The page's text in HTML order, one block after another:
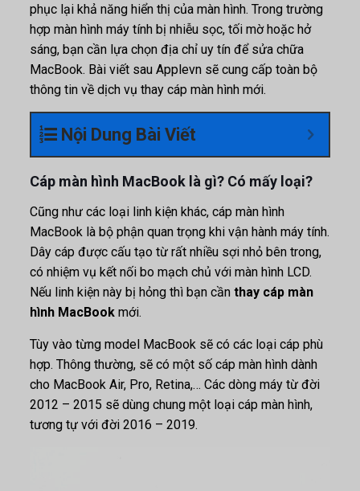
phục lại khả năng hiển thị của màn hình. Trong trường
hợp màn hình máy tính bị nhiễu sọc, tối mờ hoặc hở
sáng, bạn cần lựa chọn địa chỉ uy tín để sửa chữa
MacBook. Bài viết sau Applevn sẽ cung cấp toàn bộ
thông tin về dịch vụ thay cáp màn hình mới.
Nội Dung Bài Viết
Cáp màn hình MacBook là gì? Có mấy loại?
Cũng như các loại linh kiện khác, cáp màn hình
MacBook là bộ phận quan trọng khi vận hành máy tính.
Dây cáp được cấu tạo từ rất nhiều sợi nhỏ bên trong,
có nhiệm vụ kết nối bo mạch chủ với màn hình LCD.
Nếu linh kiện này bị hỏng thì bạn cần thay cáp màn
hình MacBookmới.
Tùy vào từng model MacBook sẽ có các loại cáp phù
hợp. Thông thường, sẽ có một số cáp màn hình dành
cho MacBook Air, Pro, Retina,… Các dòng máy từ đời
2012 – 2015 sẽ dùng chung một loại cáp màn hình,
tương tự với đời 2016 – 2019.